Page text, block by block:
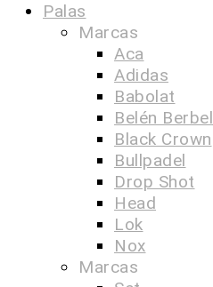
Palas
Marcas
Aca
Adidas
Babolat
Belén Berbel
Black Crown
Bullpadel
Drop Shot
Head
Lok
Nox
Marcas